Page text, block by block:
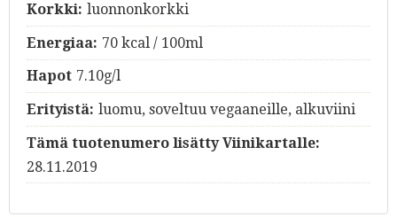
Korkki: luonnonkorkki
Energiaa: 70 kcal / 100ml
Hapot 7.10g/l
Erityistä: luomu, soveltuu vegaaneille, alkuviini
Tämä tuotenumero lisätty Viinikartalle:
28.11.2019